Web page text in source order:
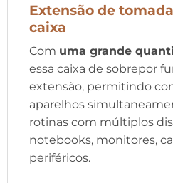
Extensão de
caixa
Com uma grande
essa caixa de sobrepor
extensão, permitindo
aparelhos
rotinas com múltiplos
notebooks, monitores,
periféricos.